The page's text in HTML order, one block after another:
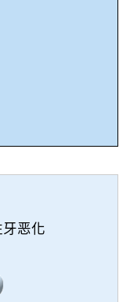
恶化